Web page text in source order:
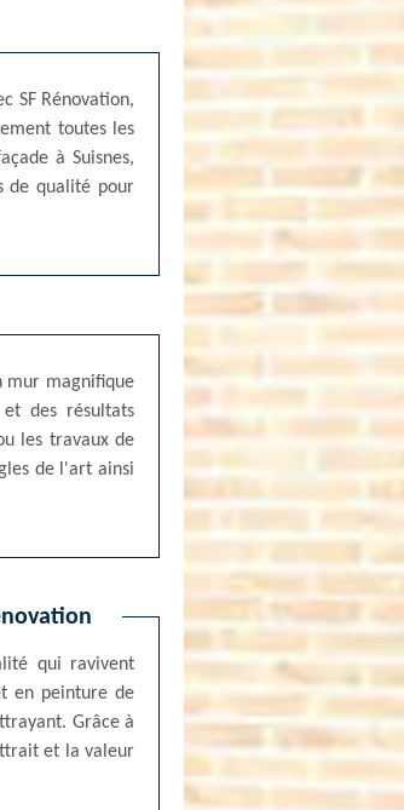
SF Rénovation,
toutes les
à Suisnes,
de qualité pour
mur magnifique
des résultats
les travaux de
de l'art ainsi
qui ravivent
en peinture de
Grâce à
et la valeur